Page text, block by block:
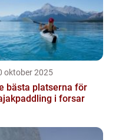
oktober 2025
bästa platserna för
i forsar